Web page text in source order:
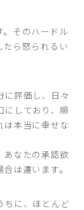
。そのハードル
ら怒られるい
に評価し、日々
にしており、順
は本当に幸せな
あなたの承認欲
は違います。
ちに、ほとんど